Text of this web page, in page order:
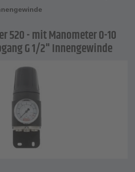
520 - mit Manometer 0-10
G 1/2" Innengewinde